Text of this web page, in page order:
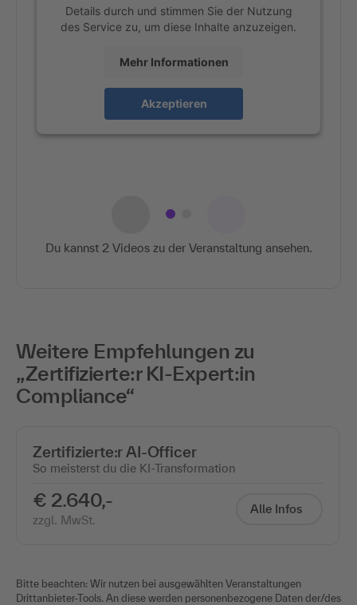
Details durch und stimmen Sie der Nutzung
des Service zu, um diese Inhalte anzuzeigen.
Mehr Informationen
Akzeptieren
Du kannst 2 Videos zu der Veranstaltung ansehen.
Weitere Empfehlungen zu
„Zertifizierte:r KI-Expert:in
Compliance“
Zertifizierte:r AI-Officer
So meisterst du die KI-Transformation
€ 2.640,-
zzgl. MwSt.
Alle Infos
Bitte beachten: Wir nutzen bei ausgewählten Veranstaltungen
Drittanbieter-Tools. An diese werden personenbezogene Daten der/des